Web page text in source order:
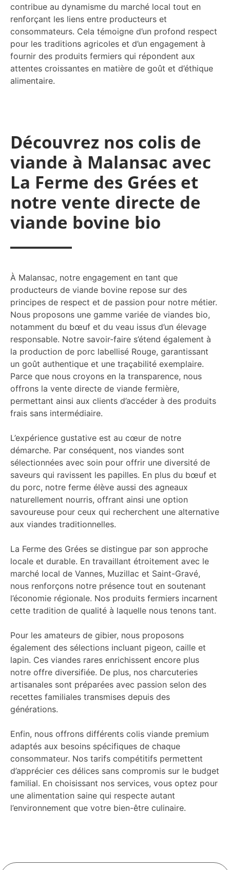
contribue au dynamisme du marché local tout en
renforçant les liens entre producteurs et
consommateurs. Cela témoigne d’un profond respect
pour les traditions agricoles et d’un engagement à
fournir des produits fermiers qui répondent aux
attentes croissantes en matière de goût et d’éthique
alimentaire.
Découvrez nos colis de
viande à Malansac avec
La Ferme des Grées et
notre vente directe de
viande bovine bio
À Malansac, notre engagement en tant que
producteurs de viande bovine repose sur des
principes de respect et de passion pour notre métier.
Nous proposons une gamme variée de viandes bio,
notamment du bœuf et du veau issus d’un élevage
responsable. Notre savoir-faire s’étend également à
la production de porc labellisé Rouge, garantissant
un goût authentique et une traçabilité exemplaire.
Parce que nous croyons en la transparence, nous
offrons la vente directe de viande fermière,
permettant ainsi aux clients d’accéder à des produits
frais sans intermédiaire.
L’expérience gustative est au cœur de notre
démarche. Par conséquent, nos viandes sont
sélectionnées avec soin pour offrir une diversité de
saveurs qui ravissent les papilles. En plus du bœuf et
du porc, notre ferme élève aussi des agneaux
naturellement nourris, offrant ainsi une option
savoureuse pour ceux qui recherchent une alternative
aux viandes traditionnelles.
La Ferme des Grées se distingue par son approche
locale et durable. En travaillant étroitement avec le
marché local de Vannes, Muzillac et Saint-Gravé,
nous renforçons notre présence tout en soutenant
l’économie régionale. Nos produits fermiers incarnent
cette tradition de qualité à laquelle nous tenons tant.
Pour les amateurs de gibier, nous proposons
également des sélections incluant pigeon, caille et
lapin. Ces viandes rares enrichissent encore plus
notre offre diversifiée. De plus, nos charcuteries
artisanales sont préparées avec passion selon des
recettes familiales transmises depuis des
générations.
Enfin, nous offrons différents colis viande premium
adaptés aux besoins spécifiques de chaque
consommateur. Nos tarifs compétitifs permettent
d’apprécier ces délices sans compromis sur le budget
familial. En choisissant nos services, vous optez pour
une alimentation saine qui respecte autant
l’environnement que votre bien-être culinaire.